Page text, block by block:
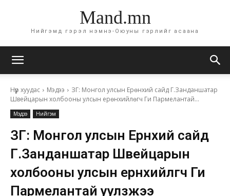
Mand.mn
Нийгэмд гэрэл нэмнэ-Оюуны гэрлийг асаана
Нүүр хуудас Мэдээ
ЗГ: Монгол улсын Ерөнхий сайд Г.Занданшатар
Швейцарын холбооны улсын ерөнхийлөгч Ги Пармелантай...
Мэдээ Нийгэм
ЗГ: Монгол улсын Ерөнхий сайд
Г.Занданшатар Швейцарын
холбооны улсын ерөнхийлөгч Ги
Пармелантай уулзжээ